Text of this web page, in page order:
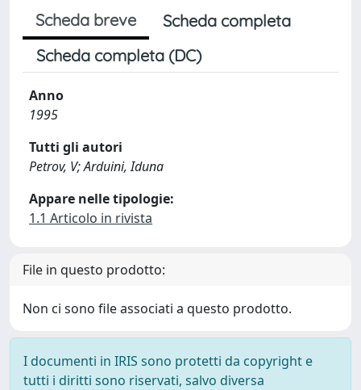
Scheda breve
Scheda completa
Scheda completa (DC)
Anno
1995
Tutti gli autori
Petrov, V; Arduini, Iduna
Appare nelle tipologie:
1.1 Articolo in rivista
File in questo prodotto:
Non ci sono file associati a questo prodotto.
I documenti in IRIS sono protetti da copyright e
tutti i diritti sono riservati, salvo diversa